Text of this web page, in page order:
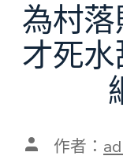
為村
才死
文 作者：